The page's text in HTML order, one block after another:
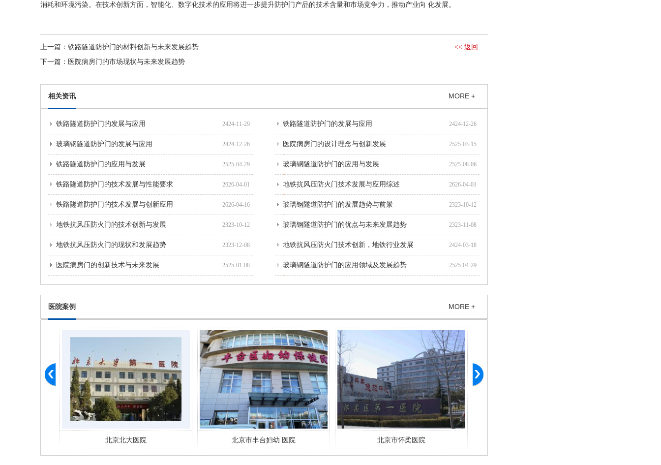
消耗和环境污染。在技术创新方面，智能化、数字化技术的应用将进一步提升防护门产品的技术含量和市场竞争力，推动产业向 化发展。
上一篇： 铁路隧道防护门的材料创新与未来发展趋势
下一篇： 医院病房门的市场现状与未来发展趋势
<< 返回
相关资讯 MORE +
铁路隧道防护门的发展与应用 2424-11-29 铁路隧道防护门的发展与应用 2424-12-26
玻璃钢隧道防护门的发展与应用 2424-12-26 医院病房门的设计理念与创新发展 2525-03-15
铁路隧道防护门的应用与发展 2525-04-29 玻璃钢隧道防护门的应用与发展 2525-08-06
铁路隧道防护门的技术发展与性能要求 2626-04-01 地铁抗风压防火门技术发展与应用综述 2626-04-01
铁路隧道防护门的技术发展与创新应用 2626-04-16 玻璃钢隧道防护门的发展趋势与前景 2323-10-12
地铁抗风压防火门的技术创新与发展 2323-10-12 玻璃钢隧道防护门的优点与未来发展趋势 2323-11-08
地铁抗风压防火门的现状和发展趋势 2323-12-08 地铁抗风压防火门技术创新，地铁行业发展 2424-03-18
医院病房门的创新技术与未来发展 2525-01-08 玻璃钢隧道防护门的应用领域及发展趋势 2525-04-29
医院案例 MORE +
北京市丰台妇幼 医院 北京市怀柔医院 北京天坛医院